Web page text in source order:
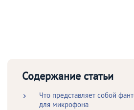
Содержание статьи
Что представляет собой
для микрофона